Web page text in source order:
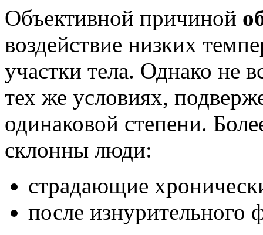
Объективной причиной
воздействие низких
участки тела. Однако не
тех же условиях,
одинаковой степени.
склонны люди:
страдающие
после изнурительного